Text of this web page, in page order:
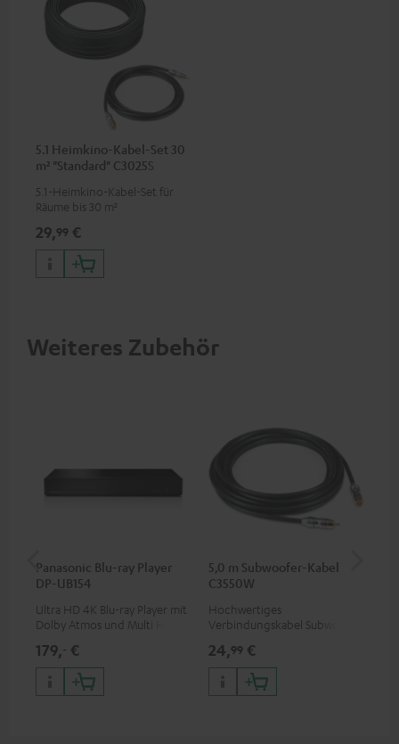
5.1 Heimkino-Kabel-Set 30
m² "Standard" C3025S
5.1-Heimkino-Kabel-Set für
Räume bis 30 m²
29,99 €
Weiteres Zubehör
Panasonic Blu-ray Player
DP-UB154
Ultra HD 4K Blu-ray Player mit
Dolby Atmos und Multi HDR-
HDR10+ für eine überragende
Bildqualität mit lebensechten
Kontrasten und Farben
179,‐ €
5,0 m Subwoofer-Kabel
C3550W
Hochwertiges
Verbindungskabel Subwoofer
24,99 €